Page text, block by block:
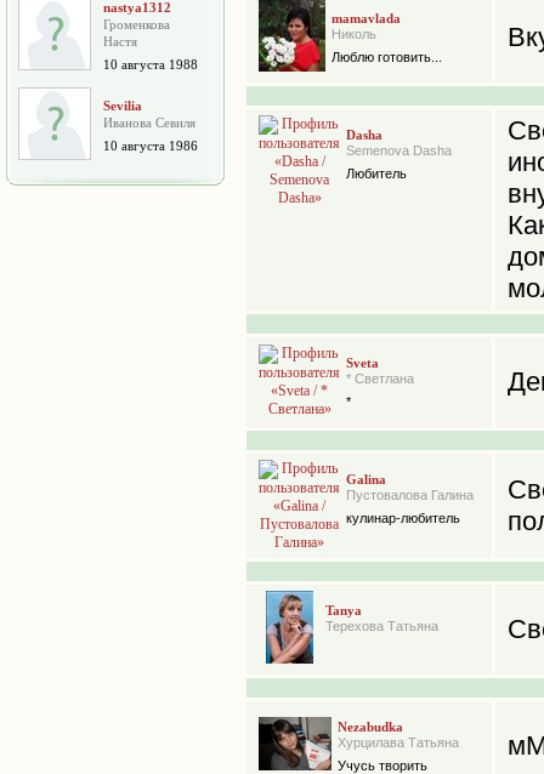
nastya1312
Громенкова
Настя
10 августа 1988
Sevilia
Иванова Севиля
10 августа 1986
mamavlada
Николь
Люблю готовить...
Dasha
Semenova Dasha
Любитель
Sveta
* Светлана
*
Galina
Пустовалова Галина
кулинар-любитель
Tanya
Терехова Татьяна
Nezabudka
Хурцилава Татьяна
Учусь творить